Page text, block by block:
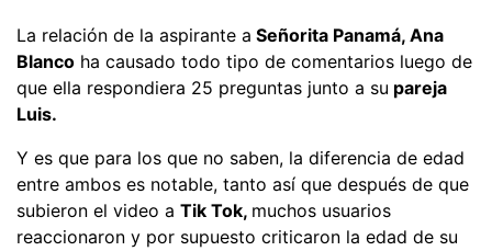
La relación de la aspirante a Señorita Panamá, Ana
Blanco ha causado todo tipo de comentarios luego de
que ella respondiera 25 preguntas junto a su pareja
Luis.
Y es que para los que no saben, la diferencia de edad
entre ambos es notable, tanto así que después de que
subieron el video a Tik Tok, muchos usuarios
reaccionaron y por supuesto criticaron la edad de su